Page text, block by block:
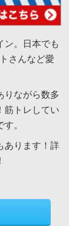
ン。日本でも
さんなど愛
りながら数多
筋トレしてい
。
あります！詳